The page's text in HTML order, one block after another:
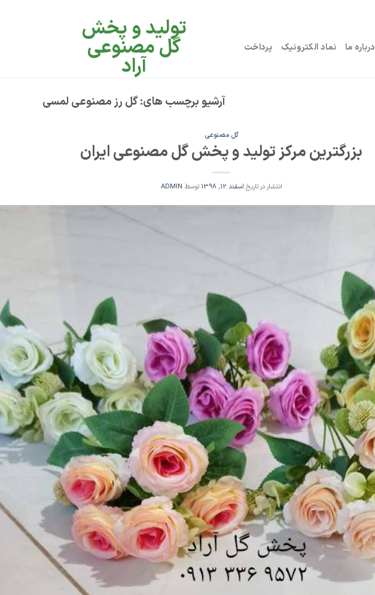
تولید و پخش
گل مصنوعی
آراد
درباره ما نماد الکترونیک پرداخت
آرشیو برچسب های:گل رز مصنوعی لمسی
گل مصنوعی
بزرگترین مرکز تولید و پخش گل مصنوعی ایران
انتشار در تاریخ اسفند 12, 1398 توسط ADMIN